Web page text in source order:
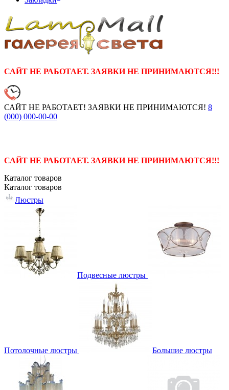
САЙТ НЕ РАБОТАЕТ. ЗАЯВКИ НЕ ПРИНИМАЮТСЯ!!!
САЙТ НЕ РАБОТАЕТ! ЗАЯВКИ НЕ ПРИНИМАЮТСЯ! 8
(000) 000-00-00
САЙТ НЕ РАБОТАЕТ. ЗАЯВКИ НЕ ПРИНИМАЮТСЯ!!!
Каталог товаров
Каталог товаров
Люстры
Подвесные люстры
Потолочные люстры Большие люстры